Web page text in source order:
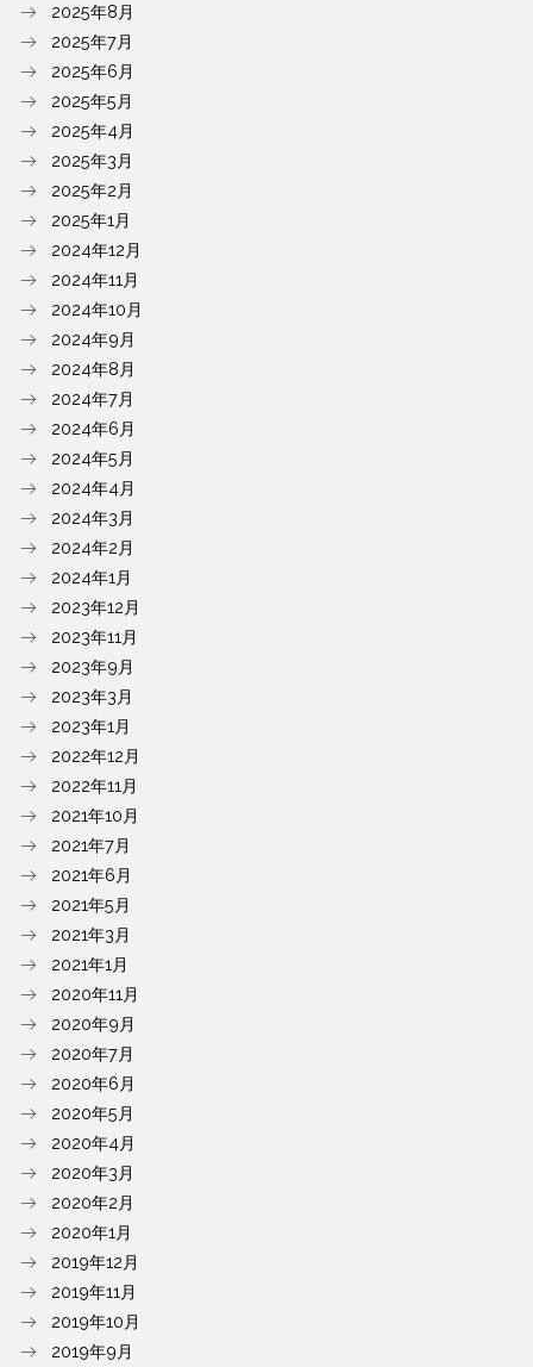
2025年8月
2025年7月
2025年6月
2025年5月
2025年4月
2025年3月
2025年2月
2025年1月
2024年12月
2024年11月
2024年10月
2024年9月
2024年8月
2024年7月
2024年6月
2024年5月
2024年4月
2024年3月
2024年2月
2024年1月
2023年12月
2023年11月
2023年9月
2023年3月
2023年1月
2022年12月
2022年11月
2021年10月
2021年7月
2021年6月
2021年5月
2021年3月
2021年1月
2020年11月
2020年9月
2020年7月
2020年6月
2020年5月
2020年4月
2020年3月
2020年2月
2020年1月
2019年12月
2019年11月
2019年10月
2019年9月